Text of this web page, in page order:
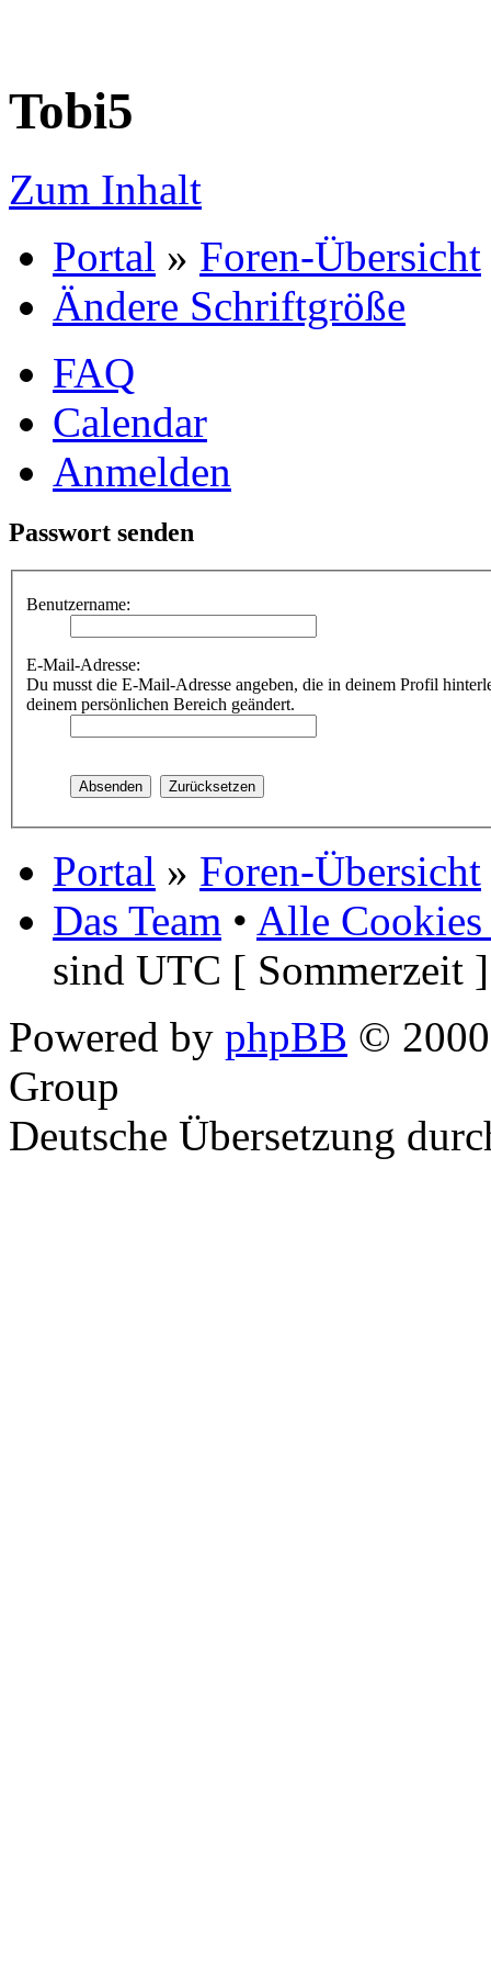
Tobi5
Zum Inhalt
Portal » Foren-Übersicht
Ändere Schriftgröße
FAQ
Calendar
Anmelden
Passwort senden
Benutzername:
E-Mail-Adresse:
Du musst die E-Mail-Adresse angeben, die in deinem Profil
deinem persönlichen Bereich geändert.
Portal » Foren-Übersicht
Das Team • Alle Cookies
sind UTC [ Sommerzeit ]
Powered by phpBB ©
Group
Deutsche Übersetzung